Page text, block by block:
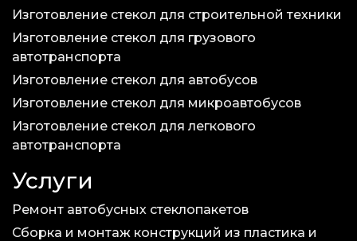
Изготовление стекол для строительной техники
Изготовление стекол для грузового
автотранспорта
Изготовление стекол для автобусов
Изготовление стекол для микроавтобусов
Изготовление стекол для легкового
автотранспорта
Услуги
Ремонт автобусных стеклопакетов
Сборка и монтаж конструкций из пластика и